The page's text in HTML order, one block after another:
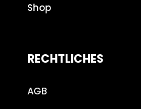
Shop
RECHTLICHES
AGB